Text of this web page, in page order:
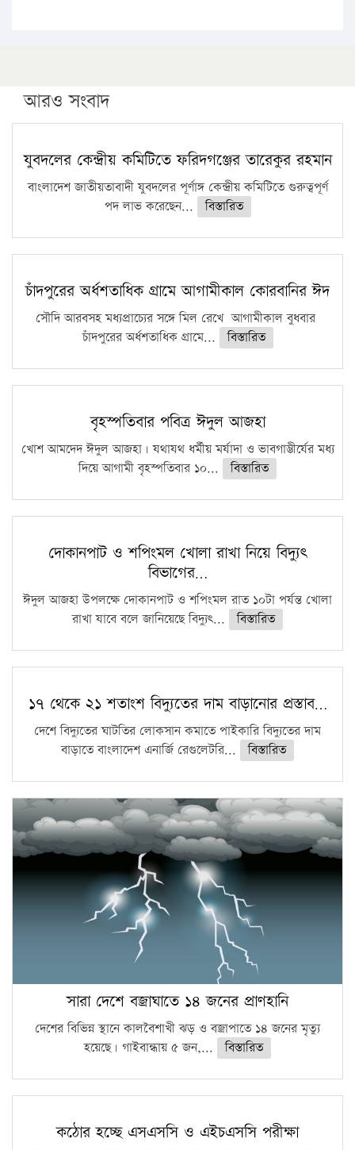
পিএইচডি করছেন কুয়েটের কৃতি…
সারা দেশে বজ্রাঘাতে ১৪ জনের প্রাণহানি
কঠোর হচ্ছে এসএসসি ও এইচএসসি পরীক্ষা
ফরিদগঞ্জে আগুনে পুড়লো ৬ ব্যবসা প্রতিষ্ঠান
আরও সংবাদ
যুবদলের কেন্দ্রীয় কমিটিতে ফরিদগঞ্জের তারেকুর রহমান
বাংলাদেশ জাতীয়তাবাদী যুবদলের পূর্ণাঙ্গ কেন্দ্রীয় কমিটিতে গুরুত্বপূর্ণ
পদ লাভ করেছেন...
বিস্তারিত
চাঁদপুরের অর্ধশতাধিক গ্রামে আগামীকাল কোরবানির ঈদ
সৌদি আরবসহ মধ্যপ্রাচ্যের সঙ্গে মিল রেখে আগামীকাল বুধবার
চাঁদপুরের অর্ধশতাধিক গ্রামে...
বিস্তারিত
বৃহস্পতিবার পবিত্র ঈদুল আজহা
খোশ আমদেদ ঈদুল আজহা। যথাযথ ধর্মীয় মর্যাদা ও ভাবগাম্ভীর্যের মধ্য
দিয়ে আগামী বৃহস্পতিবার ১০...
বিস্তারিত
দোকানপাট ও শপিংমল খোলা রাখা নিয়ে বিদ্যুৎ
বিভাগের…
ঈদুল আজহা উপলক্ষে দোকানপাট ও শপিংমল রাত ১০টা পর্যন্ত খোলা
রাখা যাবে বলে জানিয়েছে বিদ্যুৎ...
বিস্তারিত
১৭ থেকে ২১ শতাংশ বিদ্যুতের দাম বাড়ানোর প্রস্তাব…
দেশে বিদ্যুতের ঘাটতির লোকসান কমাতে পাইকারি বিদ্যুতের দাম
বাড়াতে বাংলাদেশ এনার্জি রেগুলেটরি...
বিস্তারিত
সারা দেশে বজ্রাঘাতে ১৪ জনের প্রাণহানি
দেশের বিভিন্ন স্থানে কালবৈশাখী ঝড় ও বজ্রাপাতে ১৪ জনের মৃত্যু
হয়েছে। গাইবান্ধায় ৫ জন,...
বিস্তারিত
কঠোর হচ্ছে এসএসসি ও এইচএসসি পরীক্ষা